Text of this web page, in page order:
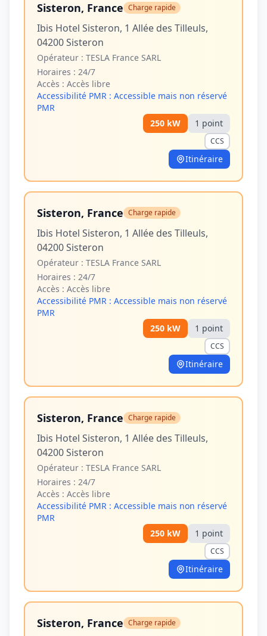
Sisteron, France Charge rapide
Ibis Hotel Sisteron, 1 Allée des Tilleuls,
04200 Sisteron
Opérateur : TESLA France SARL
Horaires : 24/7
Accès : Accès libre
Accessibilité PMR : Accessible mais non réservé
PMR
250 kW 1 point
CCS
Itinéraire
Sisteron, France Charge rapide
Ibis Hotel Sisteron, 1 Allée des Tilleuls,
04200 Sisteron
Opérateur : TESLA France SARL
Horaires : 24/7
Accès : Accès libre
Accessibilité PMR : Accessible mais non réservé
PMR
250 kW 1 point
CCS
Itinéraire
Sisteron, France Charge rapide
Ibis Hotel Sisteron, 1 Allée des Tilleuls,
04200 Sisteron
Opérateur : TESLA France SARL
Horaires : 24/7
Accès : Accès libre
Accessibilité PMR : Accessible mais non réservé
PMR
250 kW 1 point
CCS
Itinéraire
Sisteron, France Charge rapide